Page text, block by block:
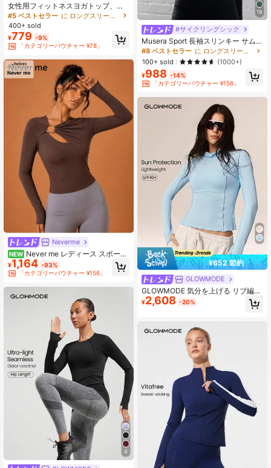
女性用フィットネスヨガトップ、速
乾スポーツシャツ、ランニング、ジ
ムワークアウトに適し、伸縮性のあ
るコンプレッションベースレイヤー
ブラック 春
#5 ベストセラー
に ロングスリーブ レディーススポーツTシャツ＆タンクトップ
400+ sold
¥779 -9%
「カテゴリーバウチャー ¥78」
Neverme
NEW Never me レディース スポーツ
長袖Tシャツ、快適な伸縮性 デイリ
ーカジュアル アシンメトリー ホロー
アウト スリムフィット ファッション
トップ
¥1,164 -93%
「カテゴリーバウチャー ¥156」
4
19
#サイクリングシック
Musera Sport 長袖スリンキー サム
ホール クロップド アクティブウェア
トップ、パデル、テニス、ピックル
ボール、ジム、フィットネス、ヨ
ガ、ピラティス、デイリーカジュア
ル
#8 ベストセラー
に ロングスリーブ レディーススポーツTシャツ＆タンクトップ
100+ sold
(1000+)
¥988 -14%
「カテゴリーバウチャー ¥156」
¥652 節約
GLOWMODE
GLOWMODE 気分を上げる リブ編み
日よけ ウエストレングス レギュラー
フィット レースシーム裾 フード付き
カジュアルウェア
¥2,608 -20%